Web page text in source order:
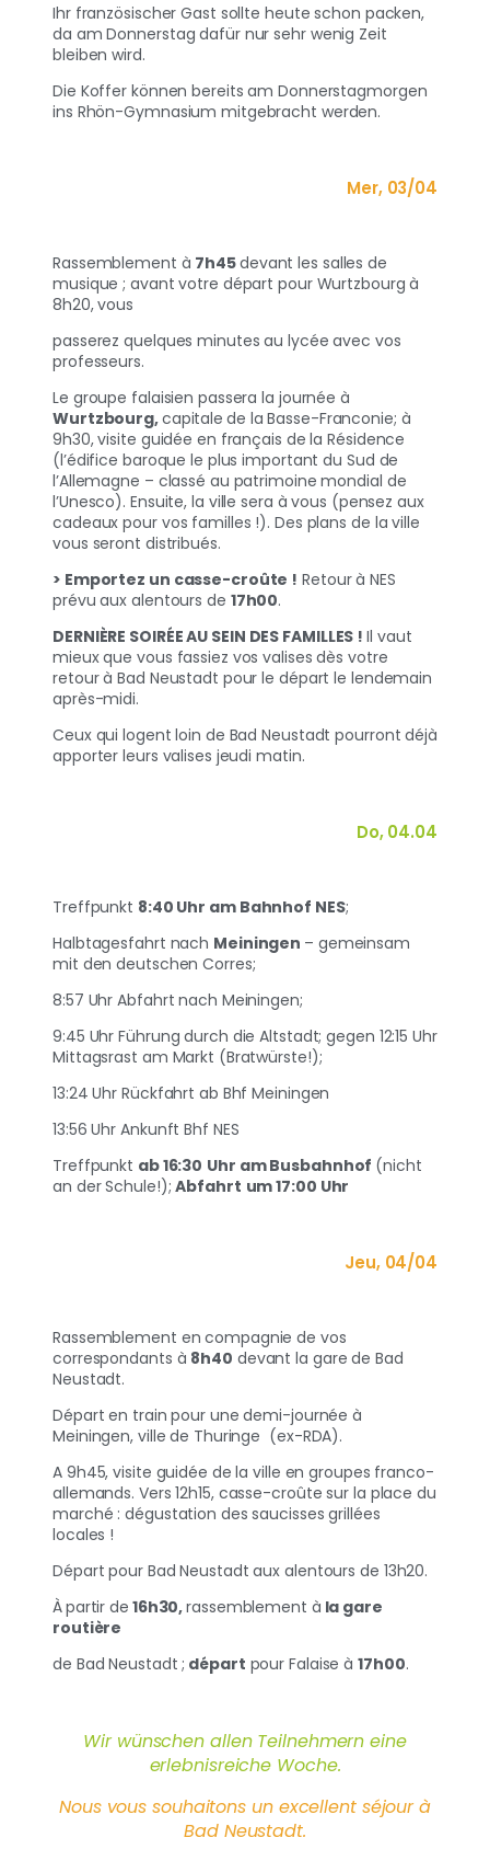
Ihr französischer Gast sollte heute schon packen,
da am Donnerstag dafür nur sehr wenig Zeit
bleiben wird.
Die Koffer können bereits am Donnerstagmorgen
ins Rhön-Gymnasium mitgebracht werden.
Mer, 03/04
Rassemblement à 7h45devant les salles de
musique ; avant votre départ pour Wurtzbourg à
8h20, vous
passerez quelques minutes au lycée avec vos
professeurs.
Le groupe falaisien passera la journée à
Wurtzbourg,capitale de la Basse-Franconie; à
9h30, visite guidée en français de la Résidence
(l’édifice baroque le plus important du Sud de
l’Allemagne – classé au patrimoine mondial de
l’Unesco). Ensuite, la ville sera à vous (pensez aux
cadeaux pour vos familles !). Des plans de la ville
vous seront distribués.
> Emportez un casse-croûte ! Retour à NES
prévu aux alentours de 17h00.
DERNIÈRE SOIRÉE AU SEIN DES FAMILLES !Il vaut
mieux que vous fassiez vos valises dès votre
retour à Bad Neustadt pour le départ le lendemain
après-midi.
Ceux qui logent loin de Bad Neustadt pourront déjà
apporter leurs valises jeudi matin.
Do, 04.04
Treffpunkt 8:40 Uhr am Bahnhof NES;
Halbtagesfahrt nach Meiningen – gemeinsam
mit den deutschen Corres;
8:57 Uhr Abfahrt nach Meiningen;
9:45 Uhr Führung durch die Altstadt; gegen 12:15 Uhr
Mittagsrast am Markt (Bratwürste!);
13:24 Uhr Rückfahrt ab Bhf Meiningen
13:56 Uhr Ankunft Bhf NES
Treffpunkt ab 16:30 Uhr am Busbahnhof (nicht
an der Schule!);Abfahrt um 17:00 Uhr
Jeu, 04/04
Rassemblement en compagnie de vos
correspondants à 8h40 devant la gare de Bad
Neustadt.
Départ en train pour une demi-journée à
Meiningen, ville de Thuringe (ex-RDA).
A 9h45, visite guidée de la ville en groupes franco-
allemands. Vers 12h15, casse-croûte sur la place du
marché : dégustation des saucisses grillées
locales !
Départ pour Bad Neustadt aux alentours de 13h20.
Àpartir de 16h30,rassemblement à la gare
routière
de Bad Neustadt ; départ pour Falaise à17h00.
Wir wünschen allen Teilnehmerneine
erlebnisreiche Woche.
Nous vous souhaitons un excellent séjour à
Bad Neustadt.